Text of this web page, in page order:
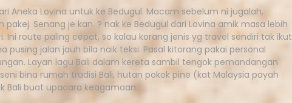
Aneka Lovina untuk ke Bedugul. Macam sebelum ni jugalah,
Senang je kan. ? nak ke Bedugul dari Lovina amik masa lebih
Ini route paling cepat, so kalau korang jenis yg travel sendiri tak ikut
pusing jalan jauh bila naik teksi. Pasal kitorang pakai personal
Layan lagu Bali dalam kereta sambil tengok pemandangan
bina rumah tradisi Bali, hutan pokok pine (kat Malaysia payah
Bali buat upacara keagamaan.